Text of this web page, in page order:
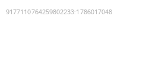
9177110764259802233:1786017048